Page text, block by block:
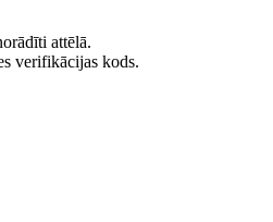
attēlā.
verifikācijas kods.